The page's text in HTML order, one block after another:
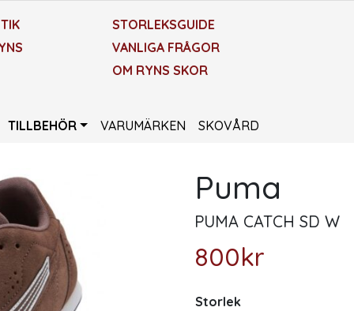
STORLEKSGUIDE
VANLIGA FRÅGOR
OM RYNS SKOR
TILLBEHÖR VARUMÄRKEN SKOVÅRD
Puma
PUMA CATCH SD W
800kr
Storlek